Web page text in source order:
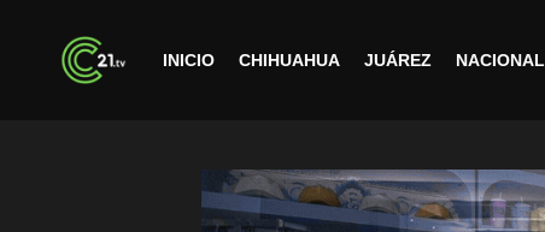
INICIO CHIHUAHUA JUÁREZ NACIONAL